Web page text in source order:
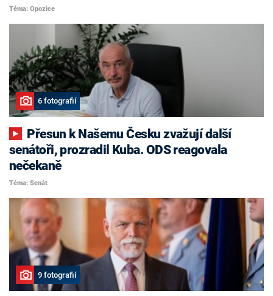
Téma: Opozice
6 fotografií
senátoři, prozradil Kuba. ODS reagovala
nečekaně
Téma: Senát
9 fotografií